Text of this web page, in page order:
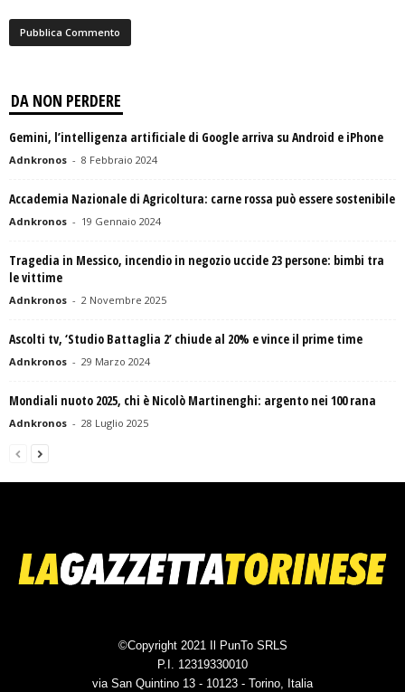
DA NON PERDERE
Gemini, l’intelligenza artificiale di Google arriva su Android e iPhone
Adnkronos - 8 Febbraio 2024
Accademia Nazionale di Agricoltura: carne rossa può essere sostenibile
Adnkronos - 19 Gennaio 2024
Tragedia in Messico, incendio in negozio uccide 23 persone: bimbi tra
le vittime
Adnkronos - 2 Novembre 2025
Ascolti tv, ‘Studio Battaglia 2’ chiude al 20% e vince il prime time
Adnkronos - 29 Marzo 2024
Mondiali nuoto 2025, chi è Nicolò Martinenghi: argento nei 100 rana
Adnkronos - 28 Luglio 2025
©Copyright 2021 Il PunTo SRLS
P.I. 12319330010
via San Quintino 13 - 10123 - Torino, Italia